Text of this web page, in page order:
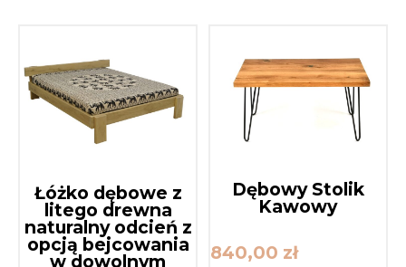
Łóżko dębowe z
litego drewna
naturalny odcień z
opcją bejcowania
w dowolnym
Dębowy Stolik
Kawowy
840,00 zł